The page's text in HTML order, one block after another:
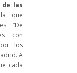
de las
que
“De
con
los
A
cada